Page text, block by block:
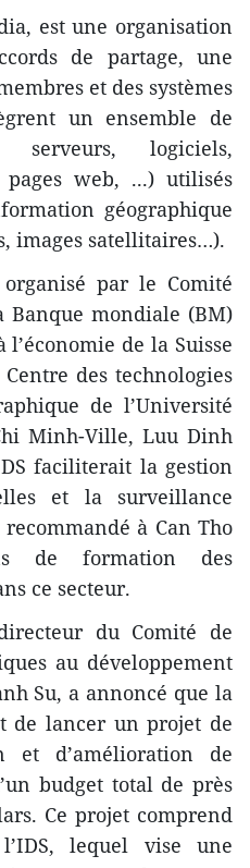
est une organisation
de partage, une
et des systèmes
un ensemble de
serveurs, logiciels,
pages web, ...) utilisés
géographique
images satellitaires…).
par le Comité
mondiale (BM)
l’économie de la Suisse
des technologies
de l’Université
Minh-Ville, Luu Dinh
faciliterait la gestion
et la surveillance
à Can Tho
de formation des
ce secteur.
du Comité de
au développement
Su, a annoncé que la
de lancer un projet de
et d’amélioration de
budget total de près
Ce projet comprend
lequel vise une